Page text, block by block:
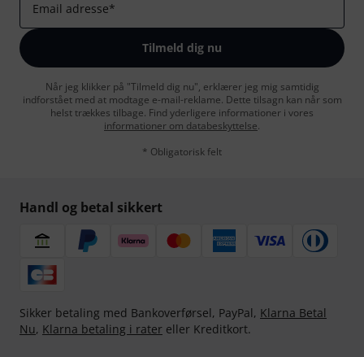
Email adresse*
Tilmeld dig nu
Når jeg klikker på "Tilmeld dig nu", erklærer jeg mig samtidig
indforstået med at modtage e-mail-reklame. Dette tilsagn kan når som
helst trækkes tilbage. Find yderligere informationer i vores
informationer om databeskyttelse.
* Obligatorisk felt
Handl og betal sikkert
Sikker betaling med Bankoverførsel, PayPal, Klarna Betal
Nu, Klarna betaling i rater eller Kreditkort.